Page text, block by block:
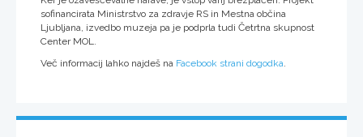
sofinancirata Ministrstvo za zdravje RS in Mestna občina
Ljubljana, izvedbo muzeja pa je podprla tudi Četrtna skupnost
Center MOL.
Več informacij lahko najdeš na Facebook strani dogodka.